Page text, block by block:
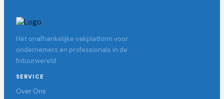
Hét onafhankelijke vakplatform voor
ondernemers en professionals in de
frituurwereld.
SERVICE
Over Ons